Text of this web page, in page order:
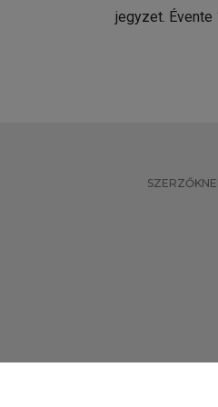
jegyzet. Évente